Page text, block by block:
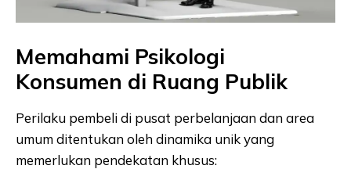
Memahami Psikologi
Konsumen di Ruang Publik
Perilaku pembeli di pusat perbelanjaan dan area
umum ditentukan oleh dinamika unik yang
memerlukan pendekatan khusus: